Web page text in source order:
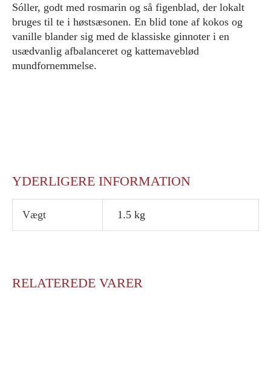
Sóller, godt med rosmarin og så figenblad, der lokalt
bruges til te i høstsæsonen. En blid tone af kokos og
vanille blander sig med de klassiske ginnoter i en
usædvanlig afbalanceret og kattemaveblød
mundfornemmelse.
YDERLIGERE INFORMATION
Vægt 1.5 kg
RELATEREDE VARER